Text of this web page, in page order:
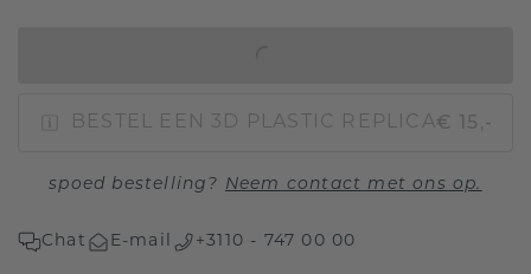
BESTEL EEN 3D PLASTIC REPLICA€ 15,-
spoed bestelling? Neem contact met ons op.
Chat E-mail +3110 - 747 00 00